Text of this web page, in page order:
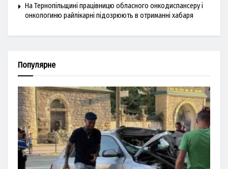
На Тернопільщині працівницю обласного онкодиспансеру і
онкологиню райлікарні підозрюють в отриманні хабаря
Популярне